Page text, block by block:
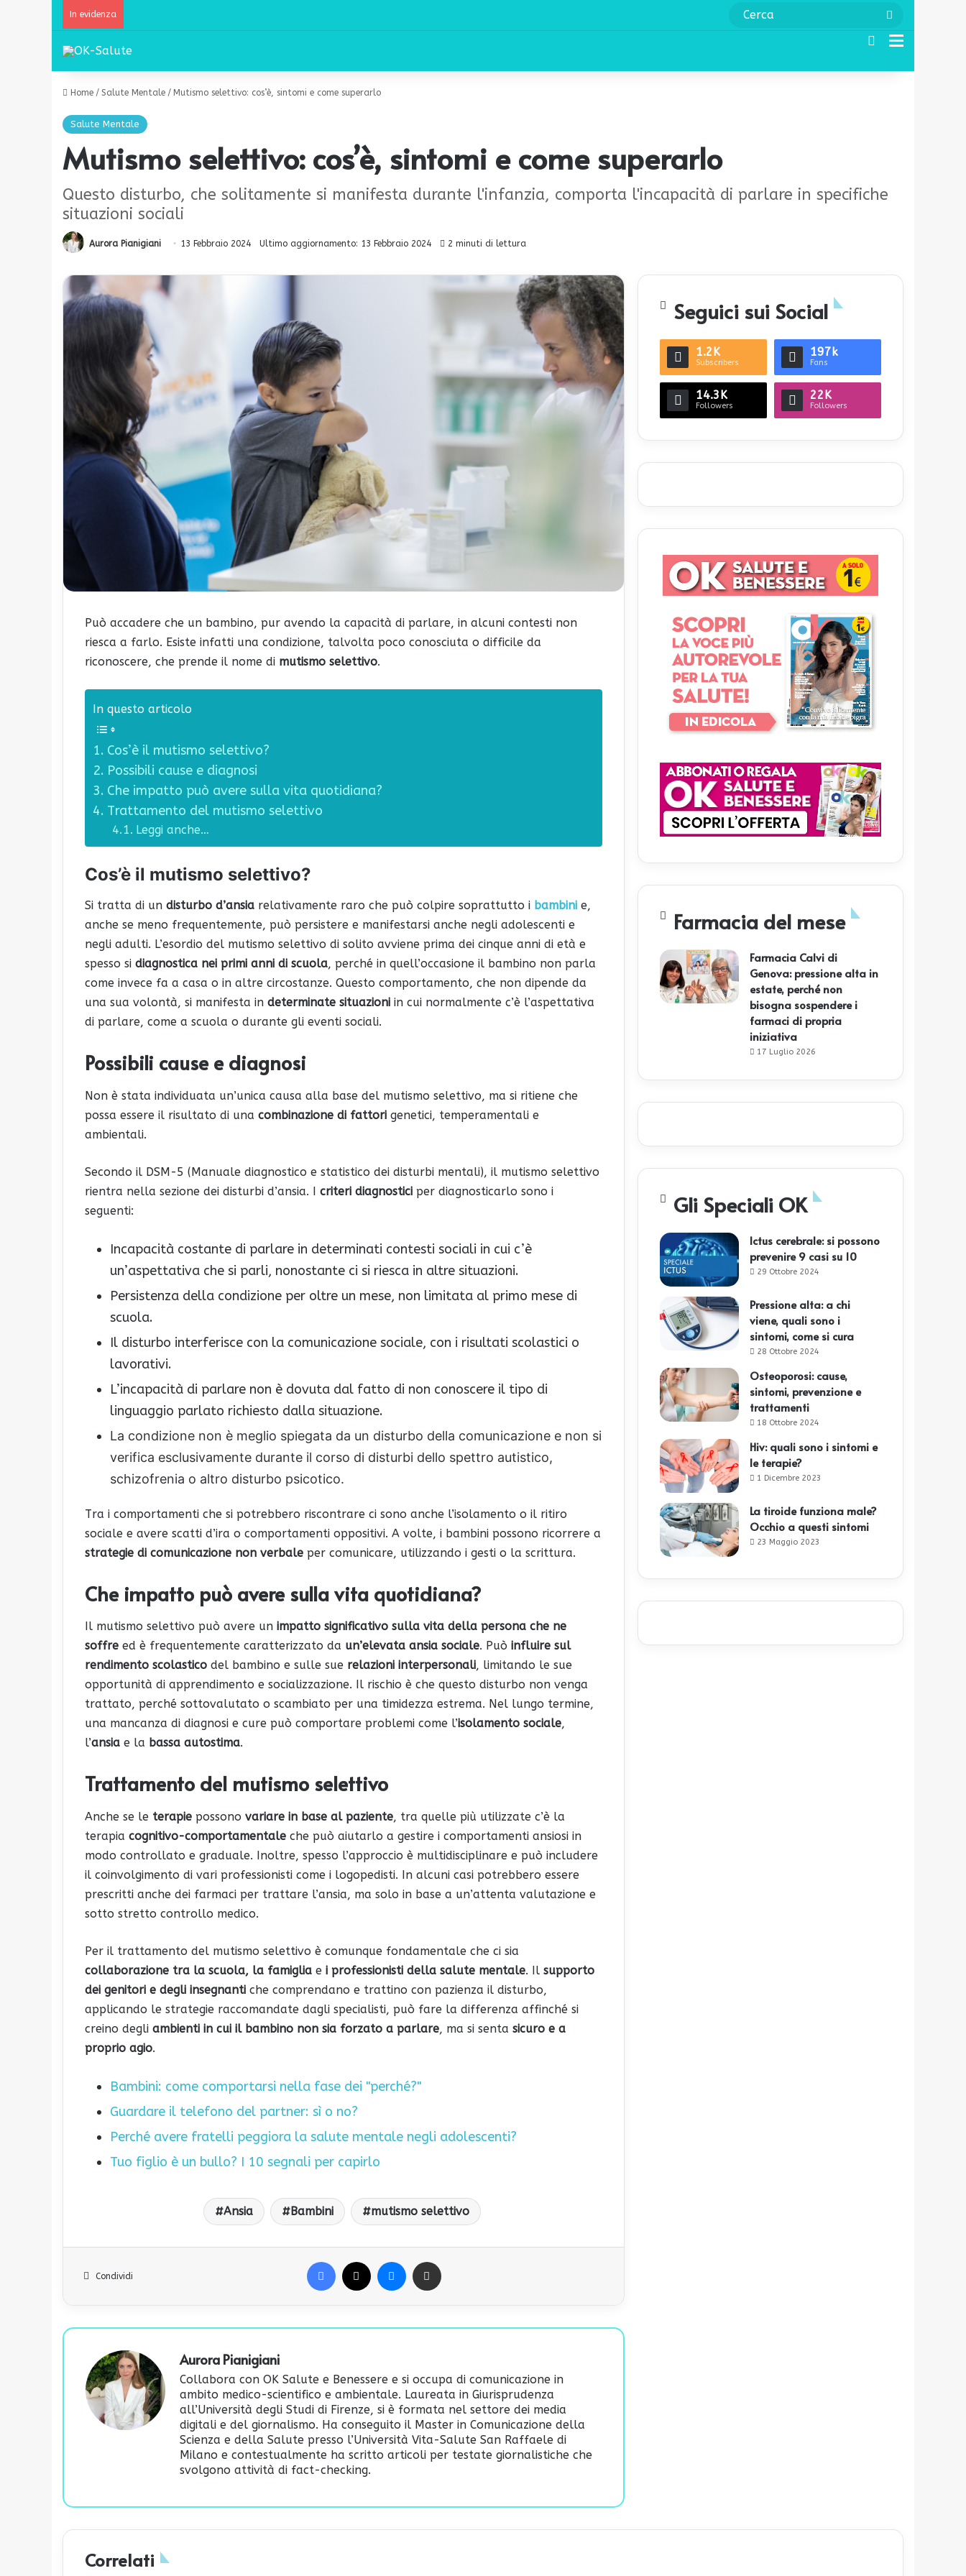
In evidenza
Cerca
Home / Salute Mentale / Mutismo selettivo: cos’è, sintomi e come superarlo
Salute Mentale
Mutismo selettivo: cos’è, sintomi e come superarlo
Questo disturbo, che solitamente si manifesta durante l'infanzia, comporta l'incapacità di parlare in specifiche
situazioni sociali
Aurora Pianigiani 13 Febbraio 2024 Ultimo aggiornamento: 13 Febbraio 2024 2 minuti di lettura
Può accadere che un bambino, pur avendo la capacità di parlare, in alcuni contesti non
riesca a farlo. Esiste infatti una condizione, talvolta poco conosciuta o difficile da
riconoscere, che prende il nome di mutismo selettivo.
In questo articolo
Cos’è il mutismo selettivo?
Possibili cause e diagnosi
Che impatto può avere sulla vita quotidiana?
Trattamento del mutismo selettivo
Leggi anche…
Cos’è il mutismo selettivo?
Si tratta di un disturbo d’ansia relativamente raro che può colpire soprattutto i bambini e,
anche se meno frequentemente, può persistere e manifestarsi anche negli adolescenti e
negli adulti. L’esordio del mutismo selettivo di solito avviene prima dei cinque anni di età e
spesso si diagnostica nei primi anni di scuola, perché in quell’occasione il bambino non parla
come invece fa a casa o in altre circostanze. Questo comportamento, che non dipende da
una sua volontà, si manifesta in determinate situazioni in cui normalmente c’è l’aspettativa
di parlare, come a scuola o durante gli eventi sociali.
Possibili cause e diagnosi
Non è stata individuata un’unica causa alla base del mutismo selettivo, ma si ritiene che
possa essere il risultato di una combinazione di fattori genetici, temperamentali e
ambientali.
Secondo il DSM-5 (Manuale diagnostico e statistico dei disturbi mentali), il mutismo selettivo
rientra nella sezione dei disturbi d’ansia. I criteri diagnostici per diagnosticarlo sono i
seguenti:
Incapacità costante di parlare in determinati contesti sociali in cui c’è
un’aspettativa che si parli, nonostante ci si riesca in altre situazioni.
Persistenza della condizione per oltre un mese, non limitata al primo mese di
scuola.
Il disturbo interferisce con la comunicazione sociale, con i risultati scolastici o
lavorativi.
L’incapacità di parlare non è dovuta dal fatto di non conoscere il tipo di
linguaggio parlato richiesto dalla situazione.
La condizione non è meglio spiegata da un disturbo della comunicazione e non si
verifica esclusivamente durante il corso di disturbi dello spettro autistico,
schizofrenia o altro disturbo psicotico.
Tra i comportamenti che si potrebbero riscontrare ci sono anche l’isolamento o il ritiro
sociale e avere scatti d’ira o comportamenti oppositivi. A volte, i bambini possono ricorrere a
strategie di comunicazione non verbale per comunicare, utilizzando i gesti o la scrittura.
Che impatto può avere sulla vita quotidiana?
Il mutismo selettivo può avere un impatto significativo sulla vita della persona che ne
soffre ed è frequentemente caratterizzato da un’elevata ansia sociale. Può influire sul
rendimento scolastico del bambino e sulle sue relazioni interpersonali, limitando le sue
opportunità di apprendimento e socializzazione. Il rischio è che questo disturbo non venga
trattato, perché sottovalutato o scambiato per una timidezza estrema. Nel lungo termine,
una mancanza di diagnosi e cure può comportare problemi come l’isolamento sociale,
l’ansia e la bassa autostima.
Trattamento del mutismo selettivo
Anche se le terapie possono variare in base al paziente, tra quelle più utilizzate c’è la
terapia cognitivo-comportamentale che può aiutarlo a gestire i comportamenti ansiosi in
modo controllato e graduale. Inoltre, spesso l’approccio è multidisciplinare e può includere
il coinvolgimento di vari professionisti come i logopedisti. In alcuni casi potrebbero essere
prescritti anche dei farmaci per trattare l’ansia, ma solo in base a un’attenta valutazione e
sotto stretto controllo medico.
Per il trattamento del mutismo selettivo è comunque fondamentale che ci sia
collaborazione tra la scuola, la famiglia e i professionisti della salute mentale. Il supporto
dei genitori e degli insegnanti che comprendano e trattino con pazienza il disturbo,
applicando le strategie raccomandate dagli specialisti, può fare la differenza affinché si
creino degli ambienti in cui il bambino non sia forzato a parlare, ma si senta sicuro e a
proprio agio.
Bambini: come comportarsi nella fase dei "perché?"
Guardare il telefono del partner: sì o no?
Perché avere fratelli peggiora la salute mentale negli adolescenti?
Tuo figlio è un bullo? I 10 segnali per capirlo
Ansia Bambini mutismo selettivo
Condividi
Aurora Pianigiani
Collabora con OK Salute e Benessere e si occupa di comunicazione in
ambito medico-scientifico e ambientale. Laureata in Giurisprudenza
all’Università degli Studi di Firenze, si è formata nel settore dei media
digitali e del giornalismo. Ha conseguito il Master in Comunicazione della
Scienza e della Salute presso l’Università Vita-Salute San Raffaele di
Milano e contestualmente ha scritto articoli per testate giornalistiche che
svolgono attività di fact-checking.
Seguici sui Social
1.2K
Subscribers
197k
Fans
14.3K
Followers
22K
Followers
Farmacia del mese
Farmacia Calvi di
Genova: pressione alta in
estate, perché non
bisogna sospendere i
farmaci di propria
iniziativa
17 Luglio 2026
Gli Speciali OK
Ictus cerebrale: si possono
prevenire 9 casi su 10
29 Ottobre 2024
Pressione alta: a chi
viene, quali sono i
sintomi, come si cura
28 Ottobre 2024
Osteoporosi: cause,
sintomi, prevenzione e
trattamenti
18 Ottobre 2024
Hiv: quali sono i sintomi e
le terapie?
1 Dicembre 2023
La tiroide funziona male?
Occhio a questi sintomi
23 Maggio 2023
Correlati